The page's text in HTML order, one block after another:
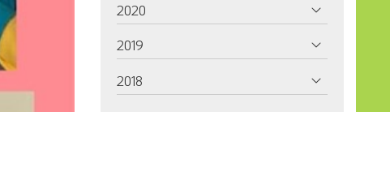
2020
2019
2018